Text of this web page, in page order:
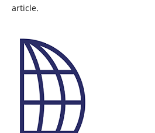
article.